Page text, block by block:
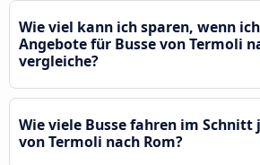
Wie viel kann ich sparen, wenn
Angebote für Busse von Termoli
vergleiche?
Wie viele Busse fahren im Schnitt
von Termoli nach Rom?